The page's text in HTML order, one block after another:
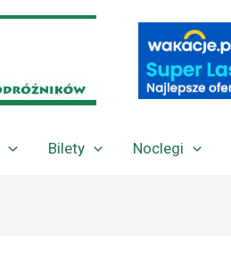
Bilety Noclegi